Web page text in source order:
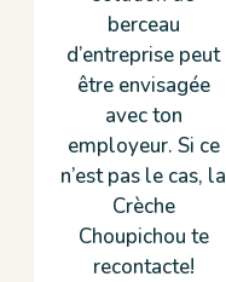
berceau
d’entreprise peut
être envisagée
avec ton
employeur. Si ce
n’est pas le cas, la
Crèche
Choupichou te
recontacte!